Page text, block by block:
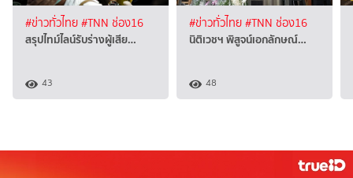
#ข่าวทั่วไทย#TNN ช่อง16
สรุปไทม์ไลน์รับร่างผู้เสีย…
43
#ข่าวทั่วไทย#TNN ช่อง16
นิติเวชฯ พิสูจน์เอกลักษณ์…
48